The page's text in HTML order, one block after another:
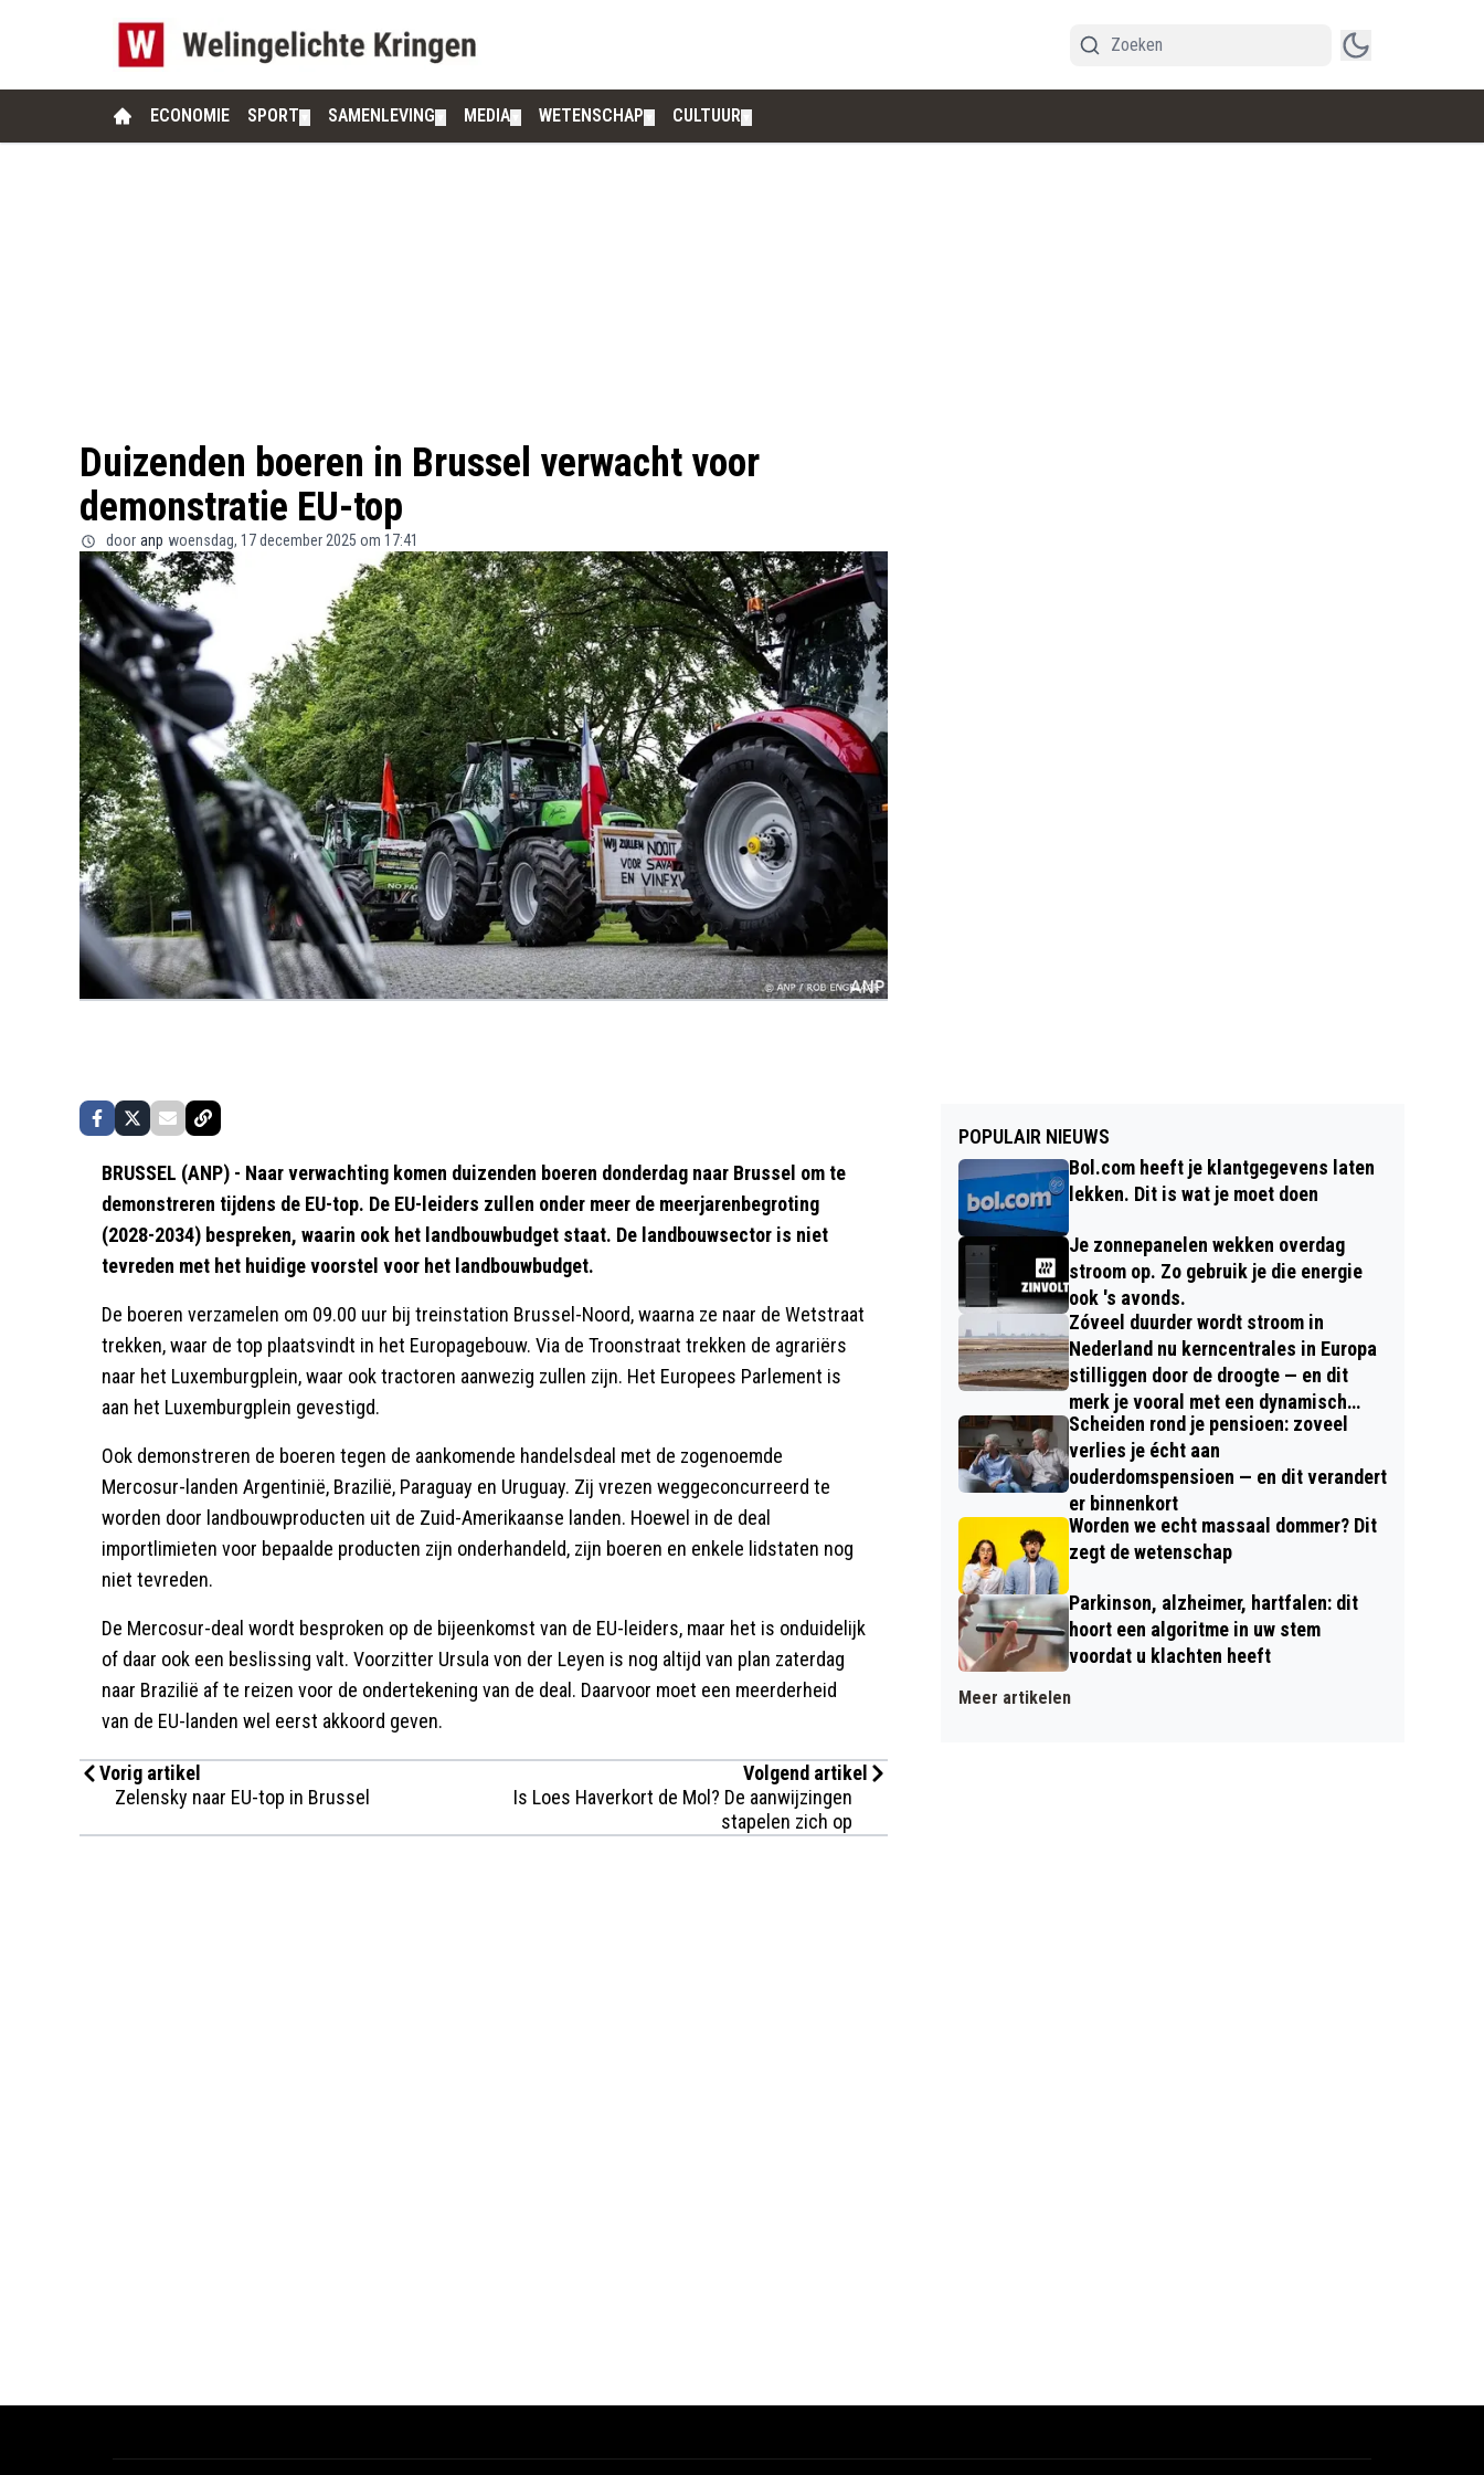
ECONOMIE SPORT SAMENLEVING MEDIA WETENSCHAP CULTUUR
Duizenden boeren in Brussel verwacht voor
demonstratie EU-top
door anp woensdag, 17 december 2025 om 17:41
BRUSSEL (ANP) - Naar verwachting komen duizenden boeren donderdag naar Brussel om te
demonstreren tijdens de EU-top. De EU-leiders zullen onder meer de meerjarenbegroting
(2028-2034) bespreken, waarin ook het landbouwbudget staat. De landbouwsector is niet
tevreden met het huidige voorstel voor het landbouwbudget.
De boeren verzamelen om 09.00 uur bij treinstation Brussel-Noord, waarna ze naar de Wetstraat
trekken, waar de top plaatsvindt in het Europagebouw. Via de Troonstraat trekken de agrariërs
naar het Luxemburgplein, waar ook tractoren aanwezig zullen zijn. Het Europees Parlement is
aan het Luxemburgplein gevestigd.
Ook demonstreren de boeren tegen de aankomende handelsdeal met de zogenoemde
Mercosur-landen Argentinië, Brazilië, Paraguay en Uruguay. Zij vrezen weggeconcurreerd te
worden door landbouwproducten uit de Zuid-Amerikaanse landen. Hoewel in de deal
importlimieten voor bepaalde producten zijn onderhandeld, zijn boeren en enkele lidstaten nog
niet tevreden.
De Mercosur-deal wordt besproken op de bijeenkomst van de EU-leiders, maar het is onduidelijk
of daar ook een beslissing valt. Voorzitter Ursula von der Leyen is nog altijd van plan zaterdag
naar Brazilië af te reizen voor de ondertekening van de deal. Daarvoor moet een meerderheid
van de EU-landen wel eerst akkoord geven.
Vorig artikel
Zelensky naar EU-top in Brussel
Volgend artikel
Is Loes Haverkort de Mol? De aanwijzingen
stapelen zich op
POPULAIR NIEUWS
Bol.com heeft je klantgegevens laten
lekken. Dit is wat je moet doen
Je zonnepanelen wekken overdag
stroom op. Zo gebruik je die energie
ook 's avonds.
Zóveel duurder wordt stroom in
Nederland nu kerncentrales in Europa
stilliggen door de droogte — en dit
merk je vooral met een dynamisch
contract
Scheiden rond je pensioen: zoveel
verlies je écht aan
ouderdomspensioen — en dit verandert
er binnenkort
Worden we echt massaal dommer? Dit
zegt de wetenschap
Parkinson, alzheimer, hartfalen: dit
hoort een algoritme in uw stem
voordat u klachten heeft
Meer artikelen